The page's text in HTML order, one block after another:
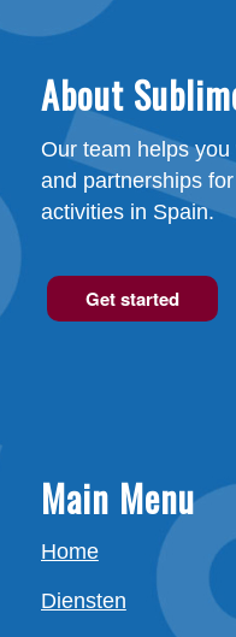
About
Our team helps
and partnerships
activities in Spain.
Get started
Main Menu
Home
Diensten